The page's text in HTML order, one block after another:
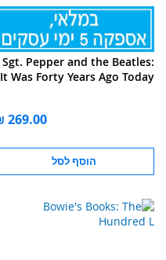
Sgt. Pepper and the Beatles:
It Was Forty Years Ago Today
הוסף לסל